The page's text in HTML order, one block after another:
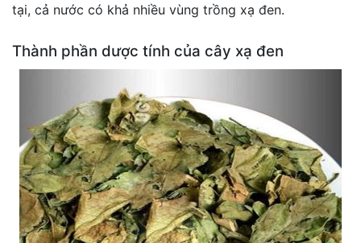
tại, cả nước có khả nhiều vùng trồng xạ đen.
Thành phần dược tính của cây xạ đen